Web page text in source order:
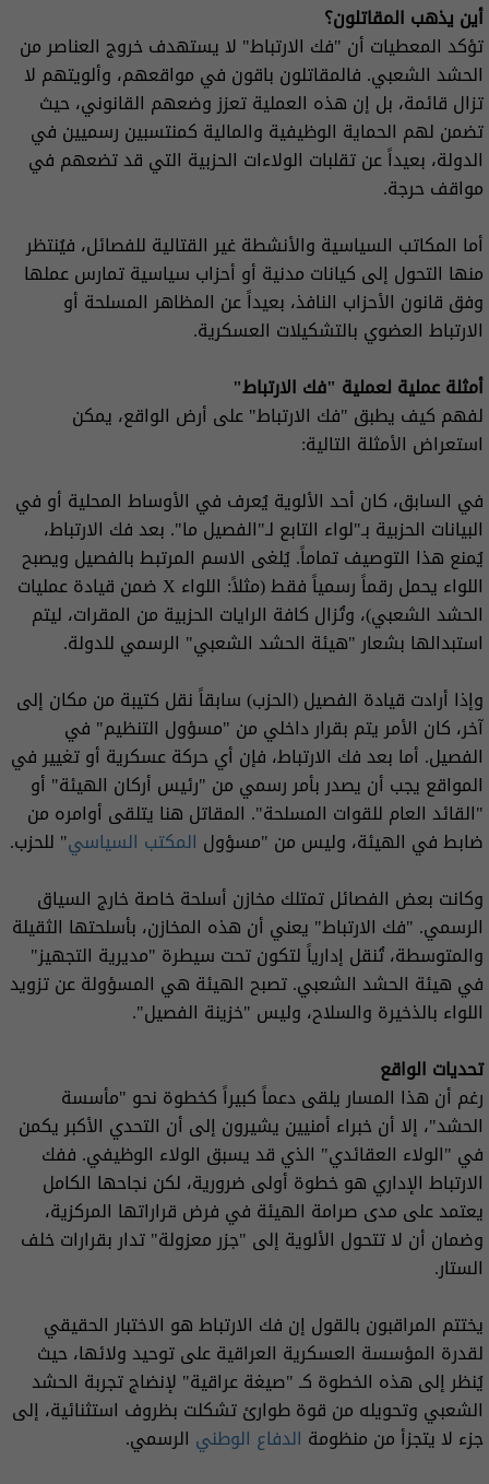
أين يذهب المقاتلون؟
تؤكد المعطيات أن "فك الارتباط" لا يستهدف خروج العناصر من
الحشد الشعبي. فالمقاتلون باقون في مواقعهم، وألويتهم لا
تزال قائمة، بل إن هذه العملية تعزز وضعهم القانوني، حيث
تضمن لهم الحماية الوظيفية والمالية كمنتسبين رسميين في
الدولة، بعيداً عن تقلبات الولاءات الحزبية التي قد تضعهم في
مواقف حرجة.
أما المكاتب السياسية والأنشطة غير القتالية للفصائل، فيُنتظر
منها التحول إلى كيانات مدنية أو أحزاب سياسية تمارس عملها
وفق قانون الأحزاب النافذ، بعيداً عن المظاهر المسلحة أو
الارتباط العضوي بالتشكيلات العسكرية.
أمثلة عملية لعملية "فك الارتباط"
لفهم كيف يطبق "فك الارتباط" على أرض الواقع، يمكن
استعراض الأمثلة التالية:
في السابق، كان أحد الألوية يُعرف في الأوساط المحلية أو في
البيانات الحزبية بـ"لواء التابع لـ"الفصيل ما". بعد فك الارتباط،
يُمنع هذا التوصيف تماماً. يُلغى الاسم المرتبط بالفصيل ويصبح
اللواء يحمل رقماً رسمياً فقط (مثلاً: اللواء X ضمن قيادة عمليات
الحشد الشعبي)، وتُزال كافة الرايات الحزبية من المقرات، ليتم
استبدالها بشعار "هيئة الحشد الشعبي" الرسمي للدولة.
وإذا أرادت قيادة الفصيل (الحزب) سابقاً نقل كتيبة من مكان إلى
آخر، كان الأمر يتم بقرار داخلي من "مسؤول التنظيم" في
الفصيل. أما بعد فك الارتباط، فإن أي حركة عسكرية أو تغيير في
المواقع يجب أن يصدر بأمر رسمي من "رئيس أركان الهيئة" أو
"القائد العام للقوات المسلحة". المقاتل هنا يتلقى أوامره من
ضابط في الهيئة، وليس من "مسؤول المكتب السياسي" للحزب.
وكانت بعض الفصائل تمتلك مخازن أسلحة خاصة خارج السياق
الرسمي. "فك الارتباط" يعني أن هذه المخازن، بأسلحتها الثقيلة
والمتوسطة، تُنقل إدارياً لتكون تحت سيطرة "مديرية التجهيز"
في هيئة الحشد الشعبي. تصبح الهيئة هي المسؤولة عن تزويد
اللواء بالذخيرة والسلاح، وليس "خزينة الفصيل".
تحديات الواقع
رغم أن هذا المسار يلقى دعماً كبيراً كخطوة نحو "مأسسة
الحشد"، إلا أن خبراء أمنيين يشيرون إلى أن التحدي الأكبر يكمن
في "الولاء العقائدي" الذي قد يسبق الولاء الوظيفي. ففك
الارتباط الإداري هو خطوة أولى ضرورية، لكن نجاحها الكامل
يعتمد على مدى صرامة الهيئة في فرض قراراتها المركزية،
وضمان أن لا تتحول الألوية إلى "جزر معزولة" تدار بقرارات خلف
الستار.
يختتم المراقبون بالقول إن فك الارتباط هو الاختبار الحقيقي
لقدرة المؤسسة العسكرية العراقية على توحيد ولائها، حيث
يُنظر إلى هذه الخطوة كـ "صيغة عراقية" لإنضاج تجربة الحشد
الشعبي وتحويله من قوة طوارئ تشكلت بظروف استثنائية، إلى
جزء لا يتجزأ من منظومة الدفاع الوطني الرسمي.